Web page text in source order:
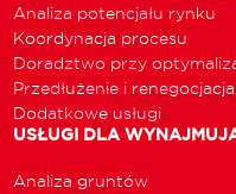
Analiza potencjału rynku
Koordynacja procesu
Doradztwo przy
Przedłużenie i
Dodatkowe usługi
USŁUGI DLA
Analiza gruntów